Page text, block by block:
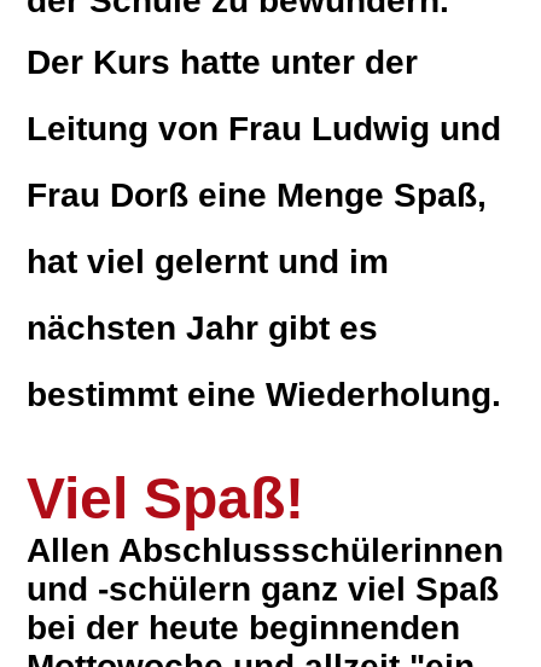
Der Kurs hatte unter der
Leitung von Frau Ludwig und
Frau Dorß eine Menge Spaß,
hat viel gelernt und im
nächsten Jahr gibt es
bestimmt eine Wiederholung.
Viel Spaß!
Allen Abschlussschülerinnen
und -schülern ganz viel Spaß
bei der heute beginnenden